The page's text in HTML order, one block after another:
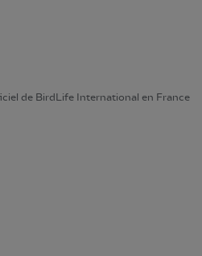
de BirdLife International en France